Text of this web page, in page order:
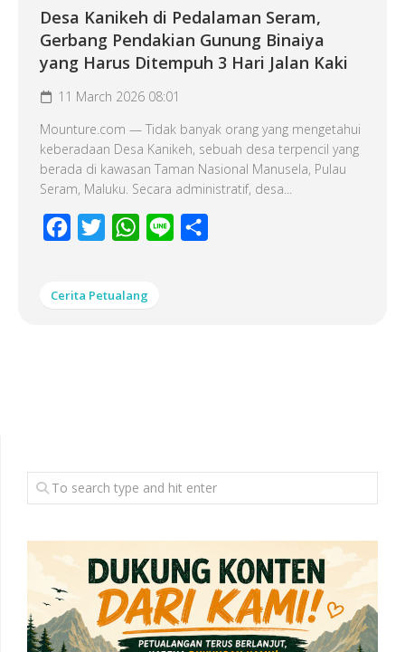
Desa Kanikeh di Pedalaman Seram,
Gerbang Pendakian Gunung Binaiya
yang Harus Ditempuh 3 Hari Jalan Kaki
11 March 2026 08:01
Mounture.com — Tidak banyak orang yang mengetahui
keberadaan Desa Kanikeh, sebuah desa terpencil yang
berada di kawasan Taman Nasional Manusela, Pulau
Seram, Maluku. Secara administratif, desa...
Facebook
Twitter WhatsApp
Line
Cerita Petualang